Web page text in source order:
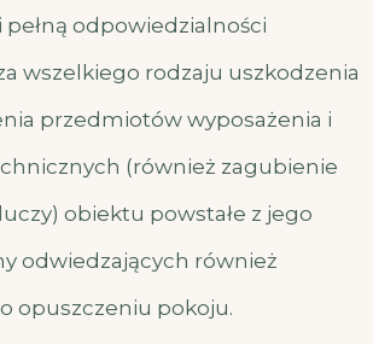
pełną odpowiedzialności
wszelkiego rodzaju uszkodzenia
przedmiotów wyposażenia i
(również zagubienie
obiektu powstałe z jego
odwiedzających również
opuszczeniu pokoju.